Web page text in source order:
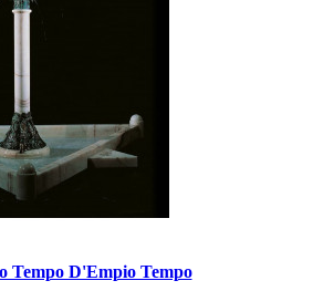
Tempo D'Empio Tempo